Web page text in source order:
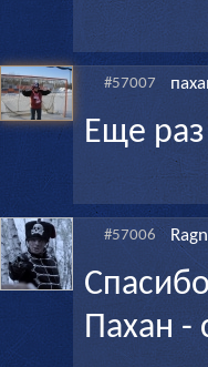
#57007
Еще
#57006
Пахан